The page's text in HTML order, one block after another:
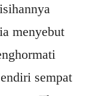
menyebut
sempat